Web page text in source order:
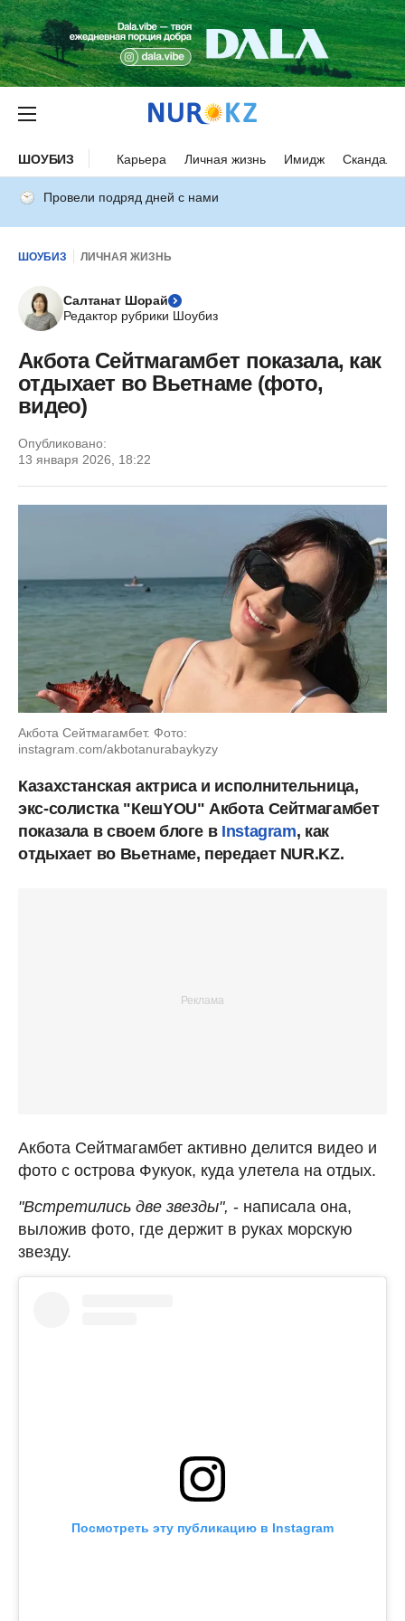
ШОУБИЗ Карьера Личная жизнь Имидж Скандалы
Провели подряд дней с нами
ШОУБИЗ ЛИЧНАЯ ЖИЗНЬ
Салтанат Шорай
Редактор рубрики Шоубиз
Акбота Сейтмагамбет показала, как
отдыхает во Вьетнаме (фото,
видео)
Опубликовано:
13 января 2026, 18:22
Акбота Сейтмагамбет. Фото:
instagram.com/akbotanurabaykyzy
Казахстанская актриса и исполнительница,
экс-солистка "КешYOU" Акбота Сейтмагамбет
показала в своем блоге в Instagram, как
отдыхает во Вьетнаме, передает NUR.KZ.
Акбота Сейтмагамбет активно делится видео и
фото с острова Фукуок, куда улетела на отдых.
"Встретились две звезды", - написала она,
выложив фото, где держит в руках морскую
звезду.
Посмотреть эту публикацию в Instagram